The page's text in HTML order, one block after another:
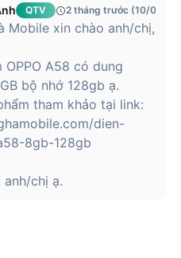
QTV 2 tháng trước (10/06/
Mobile xin chào anh/chị,
OPPO A58 có dung
bộ nhớ 128gb ạ.
tham khảo tại link:
dien-
8gb-128gb
chị ạ.